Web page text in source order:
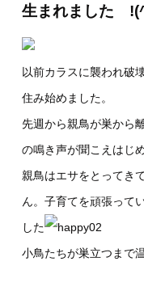
生まれました
以前カラスに襲われ破
住み始めました。
先週から親鳥が巣から
の鳴き声が聞こえはじ
親鳥はエサをとってき
ん。子育てを頑張って
した
小鳥たちが巣立つまで